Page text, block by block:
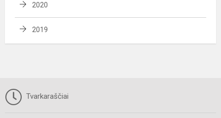
2020
2019
Tvarkaraščiai